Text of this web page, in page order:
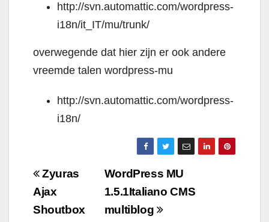
http://svn.automattic.com/wordpress-
i18n/it_IT/mu/trunk/
overwegende dat hier zijn er ook andere
vreemde talen wordpress-mu
http://svn.automattic.com/wordpress-
i18n/
Navigazione
articoli
WordPress MU
1.5.1Italiano CMS
multiblog
Zyuras
Ajax
Shoutbox